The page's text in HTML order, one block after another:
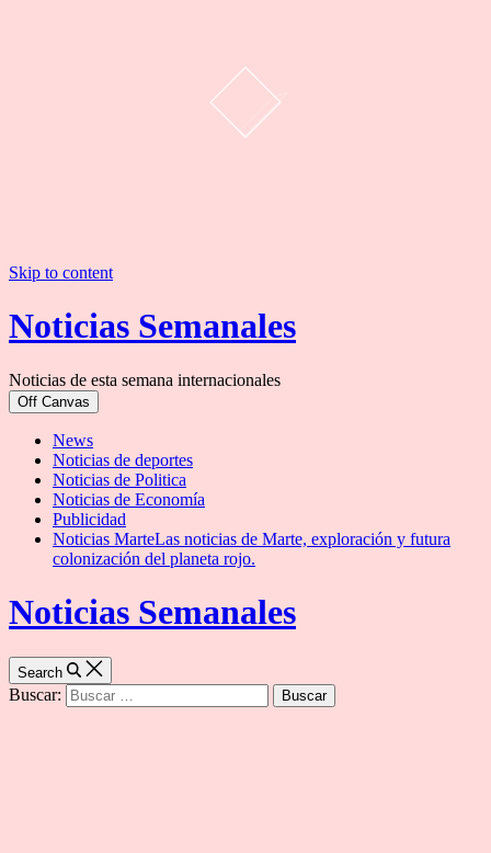
Skip to content
Noticias Semanales
Noticias de esta semana internacionales
Off Canvas
News
Noticias de deportes
Noticias de Politica
Noticias de Economía
Publicidad
Noticias MarteLas noticias de Marte, exploración y futura
colonización del planeta rojo.
Noticias Semanales
Search
Buscar: